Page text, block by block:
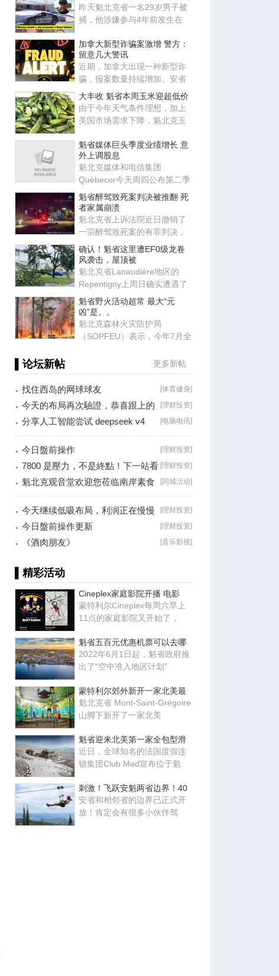
昨天魁北克省一名29岁男子被
捕，他涉嫌参与4年前发生在
杀
加拿大新型诈骗案激增 警方：
留意几大警讯
近期，加拿大出现一种新型诈
骗，报案数量持续增加。安省
警局（OPP）及加拿大反诈骗
中
大丰收 魁省本周玉米迎超低价
由于今年天气条件理想，加上
美国市场需求下降，魁北克玉
异
魁省媒体巨头季度业绩增长 意
外上调股息
魁北克媒体和电信集团
Québecor今天周四公布第二季
度业绩，营收14.4亿元，同比
增长4.3
魁省醉驾致死案判决被推翻 死
者家属崩溃
魁北克省上诉法院近日撤销了
一宗醉驾致死案的有罪判决，
并下令重审，理由是检方未能
证
确认！魁省这里遭EF0级龙卷
风袭击，屋顶被
魁北克省Lanaudière地区的
Repentigny上周日确实遭遇了
一场龙卷风袭击。加拿大北方
龙
魁省野火活动超常 最大“元
凶”是。。
魁北克森林火灾防护局
（SOPFEU）表示，今年7月全
▌论坛新帖 更多新帖
[体育健身]
找住西岛的网球球友
[理财投资]
今天的布局再次驗證，恭喜跟上的
朋友！
[电脑电讯]
分享人工智能尝试 deepseek v4
falsh, 据说
[理财投资]
今日盤前操作
[理财投资]
7800 是壓力，不是終點！下一站看
8000？
[同城活动]
魁北克观音堂欢迎您莅临南岸素食
分享会！
[理财投资]
今天继续低吸布局，利润正在慢慢
兑现！
[理财投资]
今日盤前操作更新
[音乐影视]
《酒肉朋友》
▌精彩活动
Cineplex家庭影院开播 电影
蒙特利尔Cineplex每周六早上
11点的家庭影院又开始了，
魁省五百元优惠机票可以去哪
2022年6月1日起，魁省政府推
出了“空中准入地区计划”
蒙特利尔郊外新开一家北美最
魁北克省 Mont-Saint-Grégoire
山脚下新开了一家北美
魁省迎来北美第一家全包型滑
近日，全球知名的法国度假连
锁集团Club Med宣布位于魁
刺激！飞跃安魁两省边界！40
安省和相邻省的边界已正式开
放！肯定会有很多小伙伴驾